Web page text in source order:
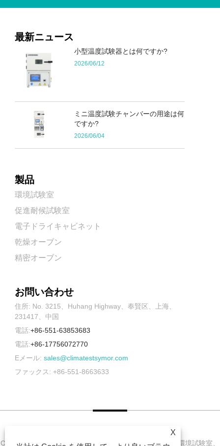
最新ニュース
小型温度試験器とは何ですか?
2026/06/12
ミニ温度試験チャンバーの用途は何
ですか?
2026/06/04
製品
環境試験室
促進耐候試験室
電子ドライキャビネット
乾燥オーブン
精密オーブン
お問い合わせ
住所: No. 3215、Huhang Highway、奉賢区、上海、
231417、中国
電話:+86-551-63853683
電話:+86-17756072770
Eメール: sales@climatestsymor.com
ファックス: +86-551-8663633
Copyright © 2022 Symor Instrument Equipment Co., Ltd. 環境試験室、
X